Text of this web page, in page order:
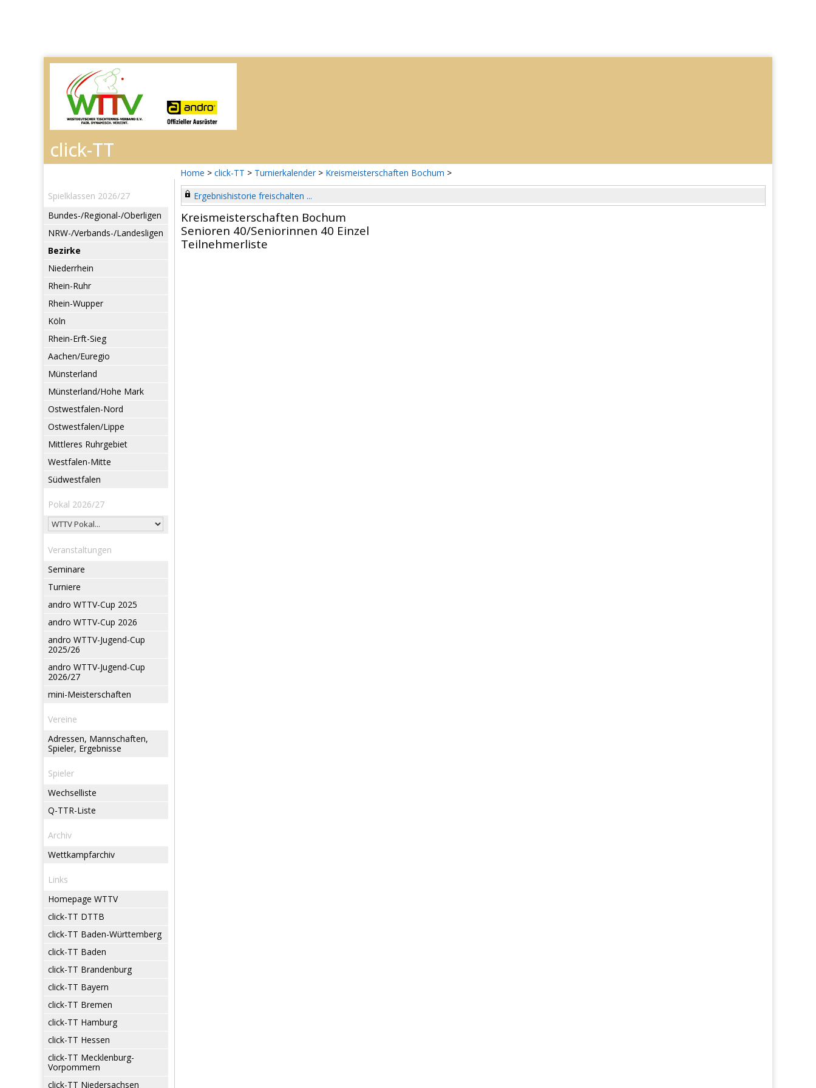
Home > click-TT > Turnierkalender > Kreismeisterschaften Bochum >
Spielklassen 2026/27
Bundes-/Regional-/Oberligen
NRW-/Verbands-/Landesligen
Bezirke
Niederrhein
Rhein-Ruhr
Rhein-Wupper
Köln
Rhein-Erft-Sieg
Aachen/Euregio
Münsterland
Münsterland/Hohe Mark
Ostwestfalen-Nord
Ostwestfalen/Lippe
Mittleres Ruhrgebiet
Westfalen-Mitte
Südwestfalen
Pokal 2026/27
Veranstaltungen
Seminare
Turniere
andro WTTV-Cup 2025
andro WTTV-Cup 2026
andro WTTV-Jugend-Cup
2025/26
andro WTTV-Jugend-Cup
2026/27
mini-Meisterschaften
Vereine
Adressen, Mannschaften,
Spieler, Ergebnisse
Spieler
Wechselliste
Q-TTR-Liste
Archiv
Wettkampfarchiv
Links
Homepage WTTV
click-TT DTTB
click-TT Baden-Württemberg
click-TT Baden
click-TT Brandenburg
click-TT Bayern
click-TT Bremen
click-TT Hamburg
click-TT Hessen
click-TT Mecklenburg-
Vorpommern
click-TT Niedersachsen
Ergebnishistorie freischalten ...
Kreismeisterschaften Bochum
Senioren 40/Seniorinnen 40 Einzel
Teilnehmerliste